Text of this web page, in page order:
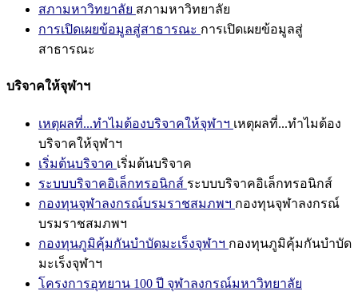
สภามหาวิทยาลัย สภามหาวิทยาลัย
การเปิดเผยข้อมูลสู่สาธารณะ การเปิดเผยข้อมูลสู่
สาธารณะ
บริจาคให้จุฬาฯ
เหตุผลที่...ทำไมต้องบริจาคให้จุฬาฯ เหตุผลที่...ทำไมต้อง
บริจาคให้จุฬาฯ
เริ่มต้นบริจาค เริ่มต้นบริจาค
ระบบบริจาคอิเล็กทรอนิกส์ ระบบบริจาคอิเล็กทรอนิกส์
กองทุนจุฬาลงกรณ์บรมราชสมภพฯ กองทุนจุฬาลงกรณ์
บรมราชสมภพฯ
กองทุนภูมิคุ้มกันบำบัดมะเร็งจุฬาฯ กองทุนภูมิคุ้มกันบำบัด
มะเร็งจุฬาฯ
โครงการอุทยาน 100 ปี จุฬาลงกรณ์มหาวิทยาลัย